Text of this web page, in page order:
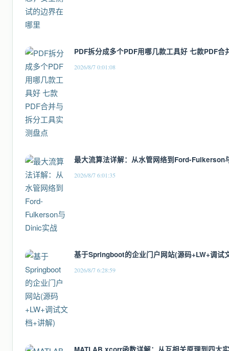
PDF拆分成多个PDF用哪几款工具好 七款PDF合
2026/8/7 0:01:08
最大流算法详解：从水管网络到Ford-Fulkerson
2026/8/7 6:01:35
基于Springboot的企业门户网站(源码+LW+调试
2026/8/7 6:28:59